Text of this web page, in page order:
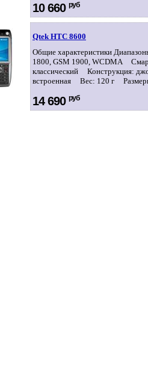
10 660 руб
Qtek HTC 8600
Общие характеристики
1800, GSM 1900, WCDMA
классический Конструкция:
встроенная Вес: 120 г
14 690 руб